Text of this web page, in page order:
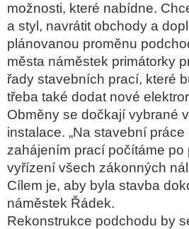
možnosti, které nabídne.
a styl, navrátit obchody a
plánovanou proměnu
města náměstek primátorky
řady stavebních prací, které
třeba také dodat nové
Obměny se dočkají vybrané
instalace. „Na stavební
zahájením prací počítáme
vyřízení všech zákonných
Cílem je, aby byla stavba
náměstek Řádek.
Rekonstrukce podchodu by